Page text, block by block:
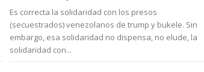
Es correcta la solidaridad con los presos
(secuestrados) venezolanos de trump y bukele. Sin
embargo, esa solidaridad no dispensa, no elude, la
solidaridad con...